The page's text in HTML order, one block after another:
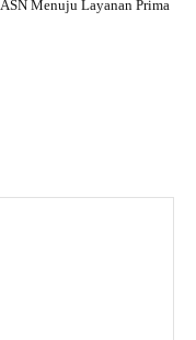
Menuju Layanan Prima